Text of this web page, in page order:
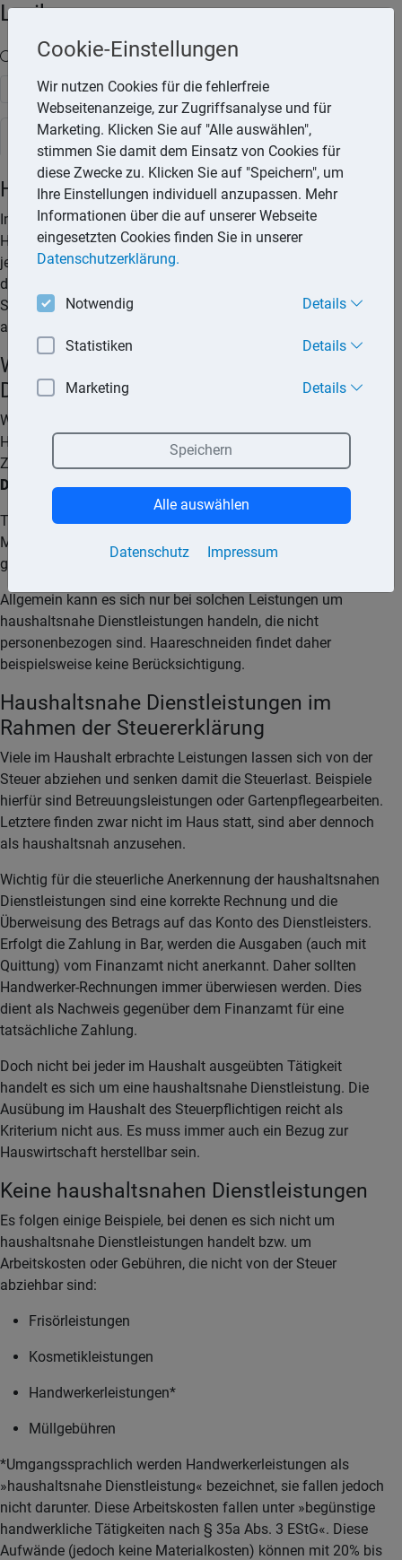
Lexika
Volltext-Suche in den Lexika
Suchen
Steuerlexikon
Haushaltsnahe Dienstleistung
Im Haushalt fallen viele Aufgaben an, die typischerweise die
Haushaltsmitglieder selbst übernehmen. Kümmert sich
jedoch ein professioneller Dienstleister darum, lassen sich die
dafür in Rechnung gestellten Kosten teilweise im Rahmen der
Steuererklärung berücksichtigen und steuermindernd
ansetzen.
Was sind »haushaltsnahe
Dienstleistungen«?
Weisen Leistungen eine ausreichende Nähe zur
Haushaltsführung auf oder stehen sie mit dieser in
Zusammenhang, gelten sie alshaushaltsnahe
Dienstleistungen<
Tätigkeiten, deren Erledigung für gewöhnlich durch die
Mitglieder eines Privathaushalts erfolgen, die nun aber ein
gewerblicher Dienstleister übernimmt.
Allgemein kann es sich nur bei solchen Leistungen um
haushaltsnahe Dienstleistungen handeln, die nicht
personenbezogen sind. Haareschneiden findet daher
beispielsweise keine Berücksichtigung.
Haushaltsnahe Dienstleistungen im
Rahmen der Steuererklärung
Viele im Haushalt erbrachte Leistungen lassen sich von der
Steuer abziehen und senken damit die Steuerlast. Beispiele
hierfür sind Betreuungsleistungen oder Gartenpflegearbeiten.
Letztere finden zwar nicht im Haus statt, sind aber dennoch
als haushaltsnah anzusehen.
Wichtig für die steuerliche Anerkennung der haushaltsnahen
Dienstleistungen sind eine korrekte Rechnung und die
Überweisung des Betrags auf das Konto des Dienstleisters.
Erfolgt die Zahlung in Bar, werden die Ausgaben (auch mit
Quittung) vom Finanzamt nicht anerkannt. Daher sollten
Handwerker-Rechnungen immer überwiesen werden. Dies
dient als Nachweis gegenüber dem Finanzamt für eine
tatsächliche Zahlung.
Doch nicht bei jeder im Haushalt ausgeübten Tätigkeit
handelt es sich um eine haushaltsnahe Dienstleistung. Die
Ausübung im Haushalt des Steuerpflichtigen reicht als
Kriterium nicht aus. Es muss immer auch ein Bezug zur
Hauswirtschaft herstellbar sein.
Keine haushaltsnahen Dienstleistungen
Es folgen einige Beispiele, bei denen es sich nicht um
haushaltsnahe Dienstleistungen handelt bzw. um
Arbeitskosten oder Gebühren, die nicht von der Steuer
abziehbar sind:
Frisörleistungen
Kosmetikleistungen
Handwerkerleistungen*
Müllgebühren
*Umgangssprachlich werden Handwerkerleistungen als
»haushaltsnahe Dienstleistung« bezeichnet, sie fallen jedoch
nicht darunter. Diese Arbeitskosten fallen unter »begünstige
handwerkliche Tätigkeiten nach § 35a Abs. 3 EStG«. Diese
Aufwände (jedoch keine Materialkosten) können mit 20% bis
Cookie-Einstellungen
Wir nutzen Cookies für die fehlerfreie
Webseitenanzeige, zur Zugriffsanalyse und für
Marketing. Klicken Sie auf "Alle auswählen",
stimmen Sie damit dem Einsatz von Cookies für
diese Zwecke zu. Klicken Sie auf "Speichern", um
Ihre Einstellungen individuell anzupassen. Mehr
Informationen über die auf unserer Webseite
eingesetzten Cookies finden Sie in unserer
Datenschutzerklärung.
Notwendig Details
Statistiken Details
Marketing Details
Datenschutz Impressum
Speichern
Alle auswählen